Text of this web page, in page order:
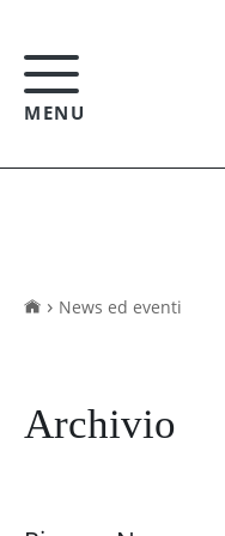
MENU
News ed eventi
Archivio